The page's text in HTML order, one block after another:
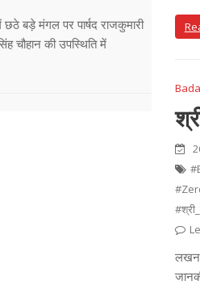
बड़े मंगल पर पार्षद राजकुमारी
चौहान की उपस्थिति में